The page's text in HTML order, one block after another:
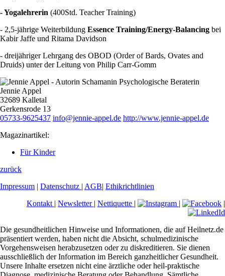
- Yogalehrerin (400Std. Teacher Training)
- 2,5-jährige Weiterbildung Essence Training/Energy-Balancing bei
Kabir Jaffe und Ritama Davidson
- dreijähriger Lehrgang des OBOD (Order of Bards, Ovates and
Druids) unter der Leitung von Philip Carr-Gomm
Jennie Appel
32689 Kalletal
Gerkensrode 13
05733-9625437 info@jennie-appel.de http://www.jennie-appel.de
Magazinartikel:
Für Kinder
zurück
Impressum | Datenschutz | AGB| Ethikrichtlinien
Kontakt | Newsletter | Nettiquette | | |
Die gesundheitlichen Hinweise und Informationen, die auf Heilnetz.de
präsentiert werden, haben nicht die Absicht, schulmedizinische
Vorgehensweisen herabzusetzen oder zu diskreditieren. Sie dienen
ausschließlich der Information im Bereich ganzheitlicher Gesundheit.
Unsere Inhalte ersetzen nicht eine ärztliche oder heil-praktische